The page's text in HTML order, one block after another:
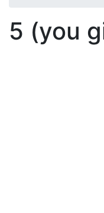
5 (you